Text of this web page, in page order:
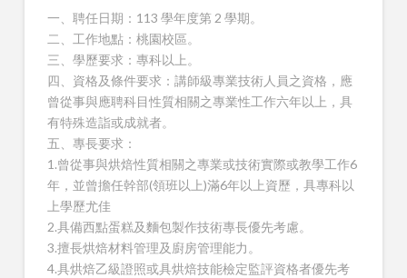
一、聘任日期：113 學年度第 2 學期。
二、工作地點：桃園校區。
三、學歷要求：專科以上。
四、資格及條件要求：講師級專業技術人員之資格，應
曾從事與應聘科目性質相關之專業性工作六年以上，具
有特殊造詣或成就者。
五、專長要求：
1.曾從事與烘焙性質相關之專業或技術實際或教學工作6
年，並曾擔任幹部(領班以上)滿6年以上資歷，具專科以
上學歷尤佳
2.具備西點蛋糕及麵包製作技術專長優先考慮。
3.擅長烘焙材料管理及廚房管理能力。
4.具烘焙乙級證照或具烘焙技能檢定監評資格者優先考